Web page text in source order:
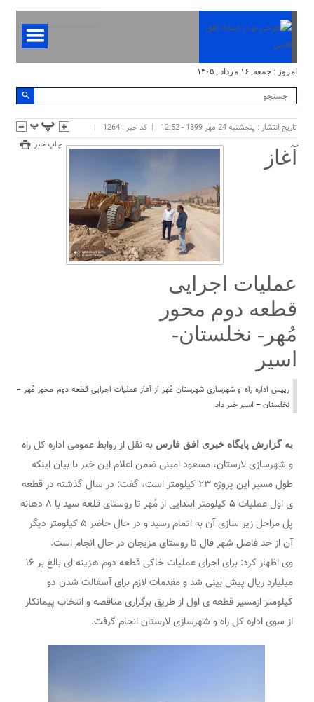
امروز : جمعه, ۱۶ مرداد , ۱۴۰۵
تاریخ انتشار : پنجشنبه 24 مهر 1399 - 12:52
کد خبر : 1264
چاپ خبر
آغاز
عملیات اجرایی
قطعه دوم محور
مُهر- نخلستان-
اسیر
رییس اداره راه و شهرسازى شهرستان مُهر از آغاز عملیات اجرایی قطعه دوم محور مُهر –
نخلستان – اسیر خبر داد
به گزارش پایگاه خبری افق فارس به نقل از روابط عمومی اداره کل راه
و شهرسازی لارستان، مسعود امینى ضمن اعلام این خبر با بیان اینکه
طول مسیر این پروژه ٢٣ کیلومتر است، گفت: در سال گذشته در قطعه
ى اول عملیات ۵ کیلومتر ابتدایى از مُهر تا روستاى قلعه سید با ٨ دهانه
پل مراحل زیر سازى آن به اتمام رسید و در حال حاضر ۵ کیلومتر دیگر
آن از حد فاصل شهر فال تا روستای مزیجان در حال انجام است.
وى اظهار کرد: براى اجراى عملیات خاکی قطعه دوم هزینه ای بالغ بر ۱۶
میلیارد ریال پیش بینى شد و مقدمات لازم براى آسفالت شدن دو
کیلومتر ازمسیر قطعه ى اول از طریق برگزارى مناقصه و انتخاب پیمانکار
از سوى اداره کل راه و شهرسازى لارستان انجام گرفت.